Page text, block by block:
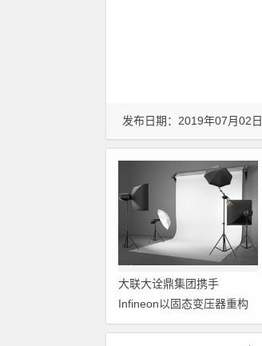
发布日期：2019年07月02
大联大诠鼎集团携手
Infineon以固态变压器重构
配电效率新标杆